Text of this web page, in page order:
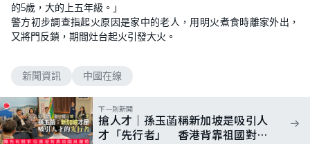
的5歲，大的上五年級。」
警方初步調查指起火原因是家中的老人，用明火煮食時離家外出，
又將門反鎖，期間灶台起火引發大火。
新聞資訊 中國在線
下一則新聞
搶人才｜孫玉菡稱新加坡是吸引人
才「先行者」 香港背靠祖國對聯